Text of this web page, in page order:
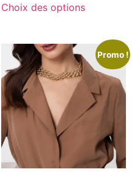
Choix des options
Promo !